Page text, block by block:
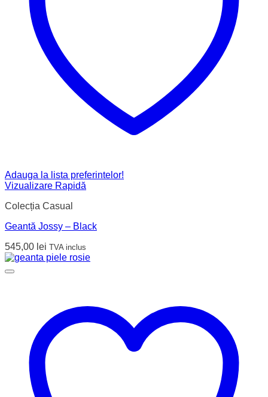
Adauga la lista preferintelor!
Vizualizare Rapidă
Colecția Casual
Geantă Jossy – Black
545,00 lei TVA inclus